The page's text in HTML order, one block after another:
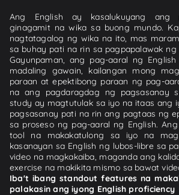
Ang English ay kasalukuyang ang
ginagamit na wika sa buong mundo.
nagtatagalog ng wika na ito, mas
sa buhay pati na rin sa pagpapalawak
Gayunpaman, ang pag-aaral ng
madaling gawain, kailangan mong
paraan at epektibong paraan ng pag-
na ang pagdaragdag ng pagsasanay
study ay magtutulak sa iyo na itaas ang
pagsasanay pati na rin ang pagtaas ng
sa proseso ng pag-aaral ng English.
tool na makakatulong sa iyo na
kasanayan sa English ng lubos-libre sa
video na magkakaiba, maganda ang
exercise na makikita mismo sa bawat
Iba't ibang standout features na
palakasin ang iyong English proficiency